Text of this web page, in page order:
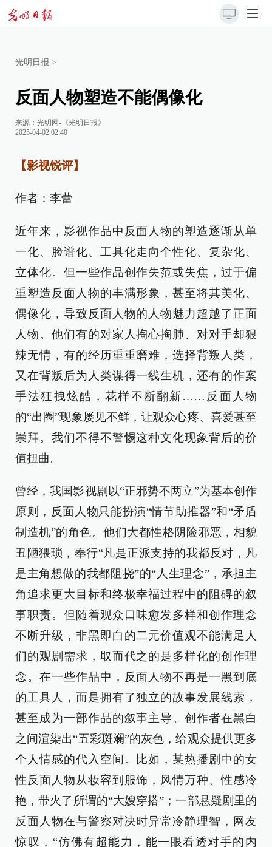
光明日报 >
反面人物塑造不能偶像化
来源： 光明网-《光明日报》
2025-04-02 02:40
【影视锐评】
作者：李蕾
近年来，影视作品中反面人物的塑造逐渐从单
一化、脸谱化、工具化走向个性化、复杂化、
立体化。但一些作品创作失范或失焦，过于偏
重塑造反面人物的丰满形象，甚至将其美化、
偶像化，导致反面人物的人物魅力超越了正面
人物。他们有的对家人掏心掏肺、对对手却狠
辣无情，有的经历重重磨难，选择背叛人类，
又在背叛后为人类谋得一线生机，还有的作案
手法狂拽炫酷，花样不断翻新……反面人物
的“出圈”现象屡见不鲜，让观众心疼、喜爱甚至
崇拜。我们不得不警惕这种文化现象背后的价
值扭曲。
曾经，我国影视剧以“正邪势不两立”为基本创作
原则，反面人物只能扮演“情节助推器”和“矛盾
制造机”的角色。他们大都性格阴险邪恶，相貌
丑陋猥琐，奉行“凡是正派支持的我都反对，凡
是主角想做的我都阻挠”的“人生理念”，承担主
角追求更大目标和终极幸福过程中的阻碍的叙
事职责。但随着观众口味愈发多样和创作理念
不断升级，非黑即白的二元价值观不能满足人
们的观剧需求，取而代之的是多样化的创作理
念。在一些作品中，反面人物不再是一黑到底
的工具人，而是拥有了独立的故事发展线索，
甚至成为一部作品的叙事主导。创作者在黑白
之间渲染出“五彩斑斓”的灰色，给观众提供更多
个人情感的代入空间。比如，某热播剧中的女
性反面人物从妆容到服饰，风情万种、性感冷
艳，带火了所谓的“大嫂穿搭”；一部悬疑剧里的
反面人物在与警察对决时异常冷静理智，网友
惊叹，“仿佛有超能力，能一眼看透对手的内